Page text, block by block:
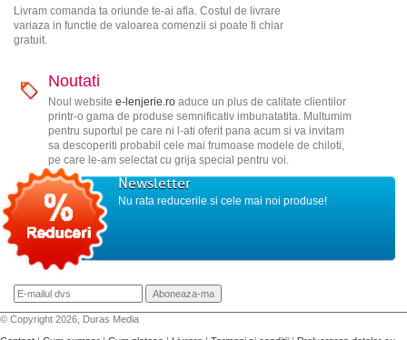
Livram comanda ta oriunde te-ai afla. Costul de livrare
variaza in functie de valoarea comenzii si poate fi chiar
gratuit.
Noutati
Noul website e-lenjerie.roaduce un plus de calitate clientilor
printr-o gama de produse semnificativ imbunatatita. Multumim
pentru suportul pe care ni l-ati oferit pana acum si va invitam
sa descoperiti probabil cele mai frumoase modele de chiloti,
pe care le-am selectat cu grija special pentru voi.
Newsletter
Nu rata reducerile si cele mai noi produse!
© Copyright 2026, Duras Media